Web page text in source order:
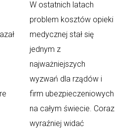
W ostatnich latach
problem kosztów opieki
medycznej stał się
jednym z
najważniejszych
wyzwań dla rządów i
firm ubezpieczeniowych
na całym świecie. Coraz
wyraźniej widać